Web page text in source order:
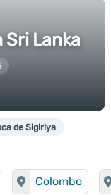
Sri Lanka
de Sigiriya
Colombo